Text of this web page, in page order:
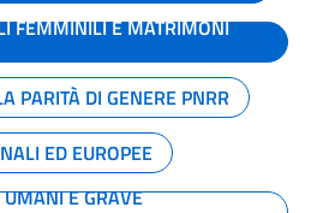
FEMMINILI E MATRIMONI
PARITÀ DI GENERE PNRR
ED EUROPEE
UMANI E GRAVE